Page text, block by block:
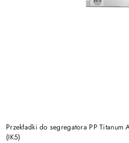
Przekładki do segregatora PP
(IK5)